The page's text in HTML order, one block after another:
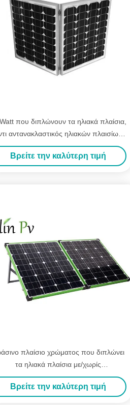
που διπλώνουν τα ηλιακά πλαίσια,
αντανακλαστικός ηλιακών πλαισίων
υψηλής αποδοτικότητας
Βρείτε την καλύτερη τιμή
πλαίσιο χρώματος που διπλώνει
τα ηλιακά πλαίσια με/χωρίς
συγκεντρωμένο ελεγκτή
Βρείτε την καλύτερη τιμή